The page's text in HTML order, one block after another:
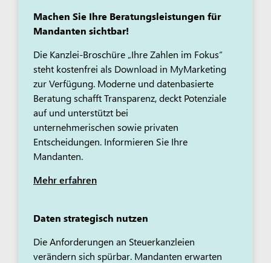
Machen Sie Ihre Beratungsleistungen für
Mandanten sichtbar!
Die Kanzlei-Broschüre „Ihre Zahlen im Fokus“
steht kostenfrei als Download in MyMarketing
zur Verfügung. Moderne und datenbasierte
Beratung schafft Transparenz, deckt Potenziale
auf und unterstützt bei
unternehmerischen sowie privaten
Entscheidungen. Informieren Sie Ihre
Mandanten.
Mehr erfahren
Daten strategisch nutzen
Die Anforderungen an Steuerkanzleien
verändern sich spürbar. Mandanten erwarten